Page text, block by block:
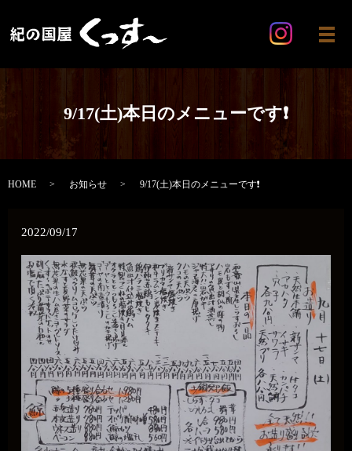
メ
9/17(土)本日のメニューです❗
HOME お知らせ 9/17(土)本日のメニューです❗
2022/09/17